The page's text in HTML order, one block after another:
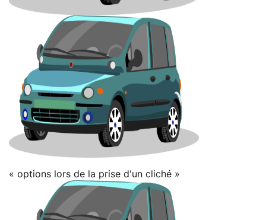
« options lors de la prise d'un cliché »